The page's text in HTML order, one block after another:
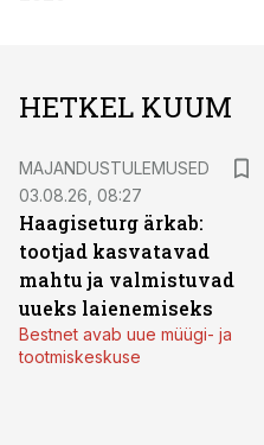
HETKEL KUUM
MAJANDUSTULEMUSED
03.08.26, 08:27
Haagiseturg ärkab:
tootjad kasvatavad
mahtu ja valmistuvad
uueks laienemiseks
Bestnet avab uue müügi- ja
tootmiskeskuse